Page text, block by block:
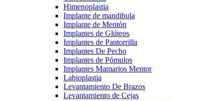
Himenoplastia
Implante de mandibula
Implante de Mentón
Implantes de Glúteos
Implantes de Pantorrilla
Implantes De Pecho
Implantes de Pómulos
Implantes Mamarios Mentor
Labioplastia
Levantamiento De Brazos
Levantamiento de Cejas